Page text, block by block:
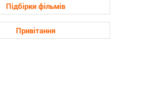
Підбірки фільмів
Привітання